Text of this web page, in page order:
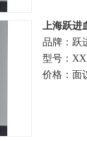
上海跃
品牌：跃
型号：
价格：面